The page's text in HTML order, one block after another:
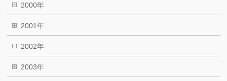
2000年
2001年
2002年
2003年